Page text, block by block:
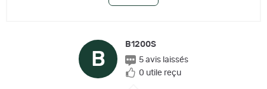
B
B1200S
5 avis laissés
0 utile reçu